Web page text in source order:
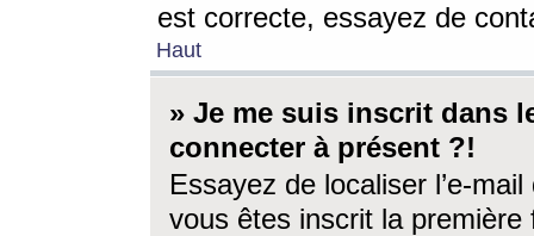
est correcte, essayez de
Haut
» Je me suis inscrit dans
connecter à présent ?!
Essayez de localiser l’e-
vous êtes inscrit la première